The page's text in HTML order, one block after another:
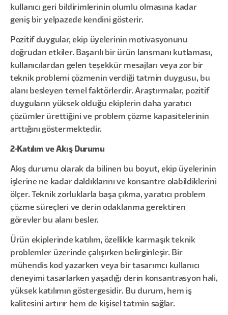
kullanıcı geri bildirimlerinin olumlu olmasına kadar
geniş bir yelpazede kendini gösterir.
Pozitif duygular, ekip üyelerinin motivasyonunu
doğrudan etkiler. Başarılı bir ürün lansmanı kutlaması,
kullanıcılardan gelen teşekkür mesajları veya zor bir
teknik problemi çözmenin verdiği tatmin duygusu, bu
alanı besleyen temel faktörlerdir. Araştırmalar, pozitif
duyguların yüksek olduğu ekiplerin daha yaratıcı
çözümler ürettiğini ve problem çözme kapasitelerinin
arttığını göstermektedir.
2-Katılım ve Akış Durumu
Akış durumu olarak da bilinen bu boyut, ekip üyelerinin
işlerine ne kadar daldıklarını ve konsantre olabildiklerini
ölçer. Teknik zorluklarla başa çıkma, yaratıcı problem
çözme süreçleri ve derin odaklanma gerektiren
görevler bu alanı besler.
Ürün ekiplerinde katılım, özellikle karmaşık teknik
problemler üzerinde çalışırken belirginleşir. Bir
mühendis kod yazarken veya bir tasarımcı kullanıcı
deneyimi tasarlarken yaşadığı derin konsantrasyon hali,
yüksek katılımın göstergesidir. Bu durum, hem iş
kalitesini artırır hem de kişisel tatmin sağlar.